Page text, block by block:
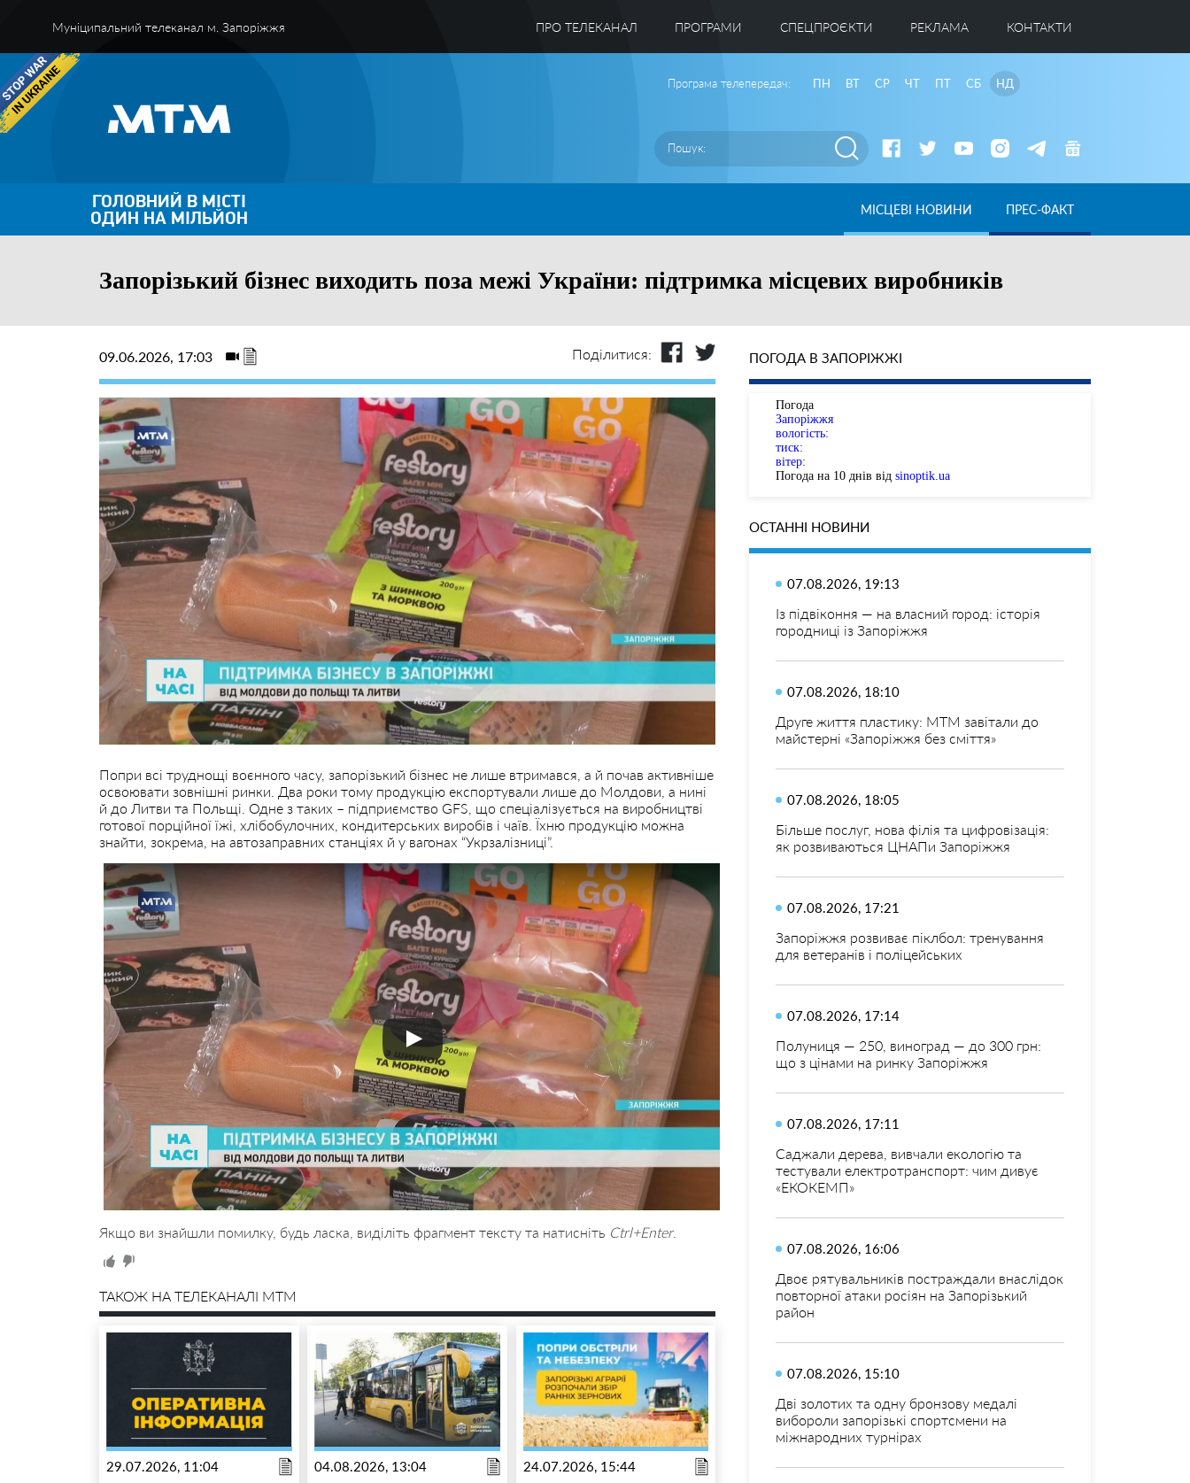
Муніципальний телеканал м. Запоріжжя ПРО ТЕЛЕКАНАЛ ПРОГРАМИ CПЕЦПРОЄКТИ РЕКЛАМА КОНТАКТИ
Програма телепередач: ПН ВТ СР ЧТ ПТ СБ НД
ГОЛОВНИЙ В МІСТІ
ОДИН НА МІЛЬЙОН МІСЦЕВІ НОВИНИ ПРЕС-ФАКТ
Запорізький бізнес виходить поза межі України: підтримка місцевих виробників
09.06.2026, 17:03 Поділитися:
Попри всі труднощі воєнного часу, запорізький бізнес не лише втримався, а й почав активніше
освоювати зовнішні ринки. Два роки тому продукцію експортували лише до Молдови, а нині
й до Литви та Польщі. Одне з таких – підприємство GFS, що спеціалізується на виробництві
готової порційної їжі, хлібобулочних, кондитерських виробів і чаїв. Їхню продукцію можна
знайти, зокрема, на автозаправних станціях й у вагонах “Укрзалізниці”.
Якщо ви знайшли помилку, будь ласка, виділіть фрагмент тексту та натисніть Ctrl+Enter.
ТАКОЖ НА ТЕЛЕКАНАЛІ MTM
29.07.2026, 11:04 04.08.2026, 13:04 24.07.2026, 15:44
ПОГОДА В ЗАПОРІЖЖІ
Погода
Запоріжжя
вологість:
тиск:
вітер:
Погода на 10 днів від sinoptik.ua
ОСТАННІ НОВИНИ
07.08.2026, 19:13
Із підвіконня — на власний город: історія
городниці із Запоріжжя
07.08.2026, 18:10
Друге життя пластику: МТМ завітали до
майстерні «Запоріжжя без сміття»
07.08.2026, 18:05
Більше послуг, нова філія та цифровізація:
як розвиваються ЦНАПи Запоріжжя
07.08.2026, 17:21
Запоріжжя розвиває піклбол: тренування
для ветеранів і поліцейських
07.08.2026, 17:14
Полуниця — 250, виноград — до 300 грн:
що з цінами на ринку Запоріжжя
07.08.2026, 17:11
Саджали дерева, вивчали екологію та
тестували електротранспорт: чим дивує
«ЕКОКЕМП»
07.08.2026, 16:06
Двоє рятувальників постраждали внаслідок
повторної атаки росіян на Запорізький
район
07.08.2026, 15:10
Дві золотих та одну бронзову медалі
вибороли запорізькі спортсмени на
міжнародних турнірах